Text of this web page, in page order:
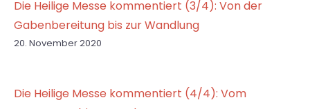
Die Heilige Messe kommentiert (3/4): Von der
Gabenbereitung bis zur Wandlung
20. November 2020
Die Heilige Messe kommentiert (4/4): Vom